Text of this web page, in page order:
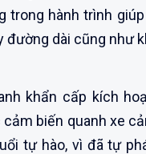
trong hành trình
đường dài cũng như
khẩn cấp kích
biến quanh xe
tự hào, vì đã tự